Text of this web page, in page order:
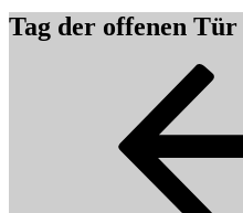
Tag der offenen Tür
Beitragsnavigation